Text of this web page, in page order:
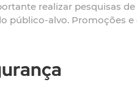
realizar pesquisas
público-alvo. Promoções